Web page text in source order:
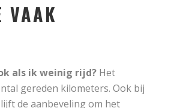
VAAK
als ik weinig rijd? Het
gereden kilometers. Ook bij
de aanbeveling om het